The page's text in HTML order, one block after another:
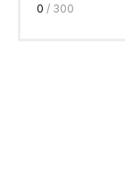
0 / 300